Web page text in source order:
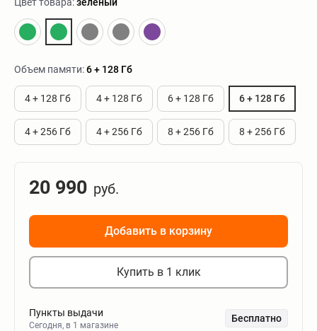
Объем памяти:6 + 128 Гб
4 + 128 Гб 4 + 128 Гб 6 + 128 Гб 6 + 128 Гб
4 + 256 Гб 4 + 256 Гб 8 + 256 Гб 8 + 256 Гб
20 990 руб.
Добавить в корзину
Купить в 1 клик
Пункты выдачи
Сегодня, в 1 магазине
Бесплатно